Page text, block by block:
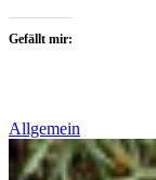
Gefällt mir:
Allgemein